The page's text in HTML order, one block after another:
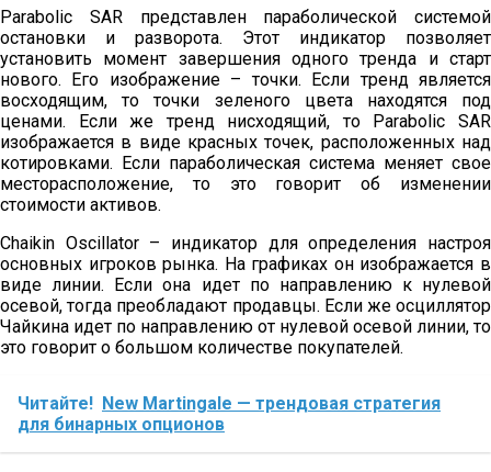
Parabolic SAR представлен параболической системой
остановки и разворота. Этот индикатор позволяет
установить момент завершения одного тренда и старт
нового. Его изображение – точки. Если тренд является
восходящим, то точки зеленого цвета находятся под
ценами. Если же тренд нисходящий, то Parabolic SAR
изображается в виде красных точек, расположенных над
котировками. Если параболическая система меняет свое
месторасположение, то это говорит об изменении
стоимости активов.
Chaikin Oscillator – индикатор для определения настроя
основных игроков рынка. На графиках он изображается в
виде линии. Если она идет по направлению к нулевой
осевой, тогда преобладают продавцы. Если же осциллятор
Чайкина идет по направлению от нулевой осевой линии, то
это говорит о большом количестве покупателей.
Читайте! New Martingale — трендовая стратегия
для бинарных опционов